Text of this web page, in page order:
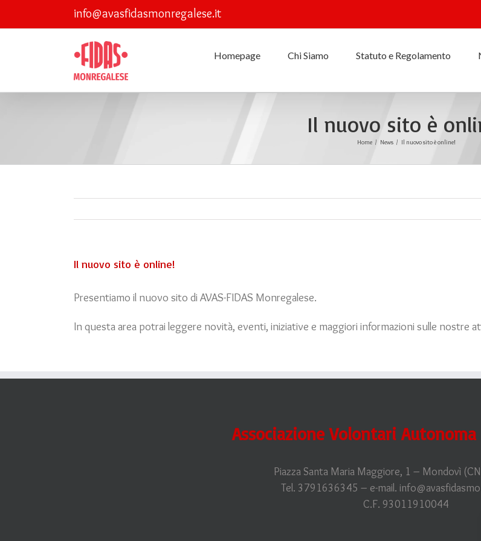
info@avasfidasmonregalese.it
Homepage Chi Siamo Statuto e Regolamento
Il nuovo sito è
Home / News / Il nuovo sito è online!
Il nuovo sito è online!
Presentiamo il nuovo sito di AVAS-FIDAS Monregalese.
In questa area potrai leggere novità, eventi, iniziative e maggiori informazioni sulle nostre
Associazione Volontari Autonoma
Piazza Santa Maria Maggiore, 1 – Mondovì
Tel. 3791636345 – e-mail.
C.F. 93011910044